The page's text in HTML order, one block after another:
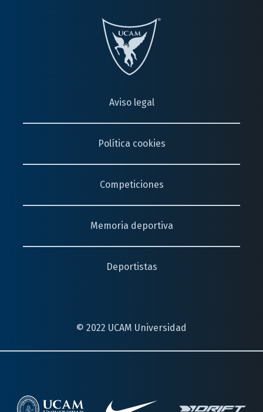
Aviso legal
Política cookies
Competiciones
Memoria deportiva
Deportistas
© 2022 UCAM Universidad